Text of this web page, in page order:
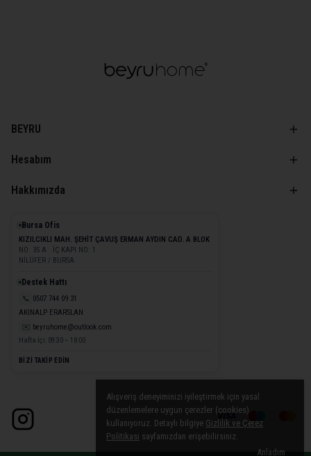
Alışveriş deneyiminizi iyileştirmek için yasal
düzenlemelere uygun çerezler (cookies)
kullanıyoruz. Detaylı bilgiye Gizlilik ve Çerez
Politikası sayfamızdan erişebilirsiniz.
Anladım
BEYRU
Hesabım
Hakkımızda
Bursa Ofis
KIZILCIKLI MAH. ŞEHİT ÇAVUŞ ERMAN AYDIN CAD. A BLOK
NO: 35 A · İÇ KAPI NO: 1
NİLÜFER / BURSA
Destek Hattı
📞 0507 744 09 31
AKINALP ERARSLAN
✉️ beyruhome@outlook.com
Hafta İçi: 09:30 – 18:00
BİZİ TAKİP EDİN